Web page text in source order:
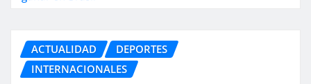
ACTUALIDAD
DEPORTES
INTERNACIONALES